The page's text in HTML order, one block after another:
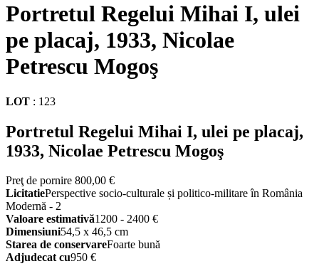
Portretul Regelui Mihai I, ulei
pe placaj, 1933, Nicolae
Petrescu Mogoş
LOT : 123
Portretul Regelui Mihai I, ulei pe placaj,
1933, Nicolae Petrescu Mogoş
Preţ de pornire 800,00 €
LicitatiePerspective socio-culturale și politico-militare în România
Modernă - 2
Valoare estimativă1200 - 2400 €
Dimensiuni54,5 x 46,5 cm
Starea de conservareFoarte bună
Adjudecat cu950 €